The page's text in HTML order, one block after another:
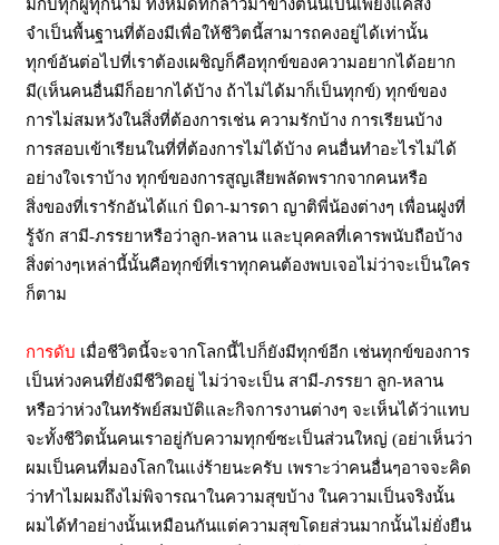
มีกับทุกผู้ทุกนาม ทั้งหมดที่กล่าวมาข้างต้นนี้เป็นเพียงแค่สิ่ง
จำเป็นพื้นฐานที่ต้องมีเพื่อให้ชีวิตนี้สามารถคงอยู่ได้เท่านั้น
ทุกข์อันต่อไปที่เราต้องเผชิญก็คือทุกข์ของความอยากได้อยาก
มี(เห็นคนอื่นมีก็อยากได้บ้าง ถ้าไม่ได้มาก็เป็นทุกข์) ทุกข์ของ
การไม่สมหวังในสิ่งที่ต้องการเช่น ความรักบ้าง การเรียนบ้าง
การสอบเข้าเรียนในที่ที่ต้องการไม่ได้บ้าง คนอื่นทำอะไรไม่ได้
อย่างใจเราบ้าง ทุกข์ของการสูญเสียพลัดพรากจากคนหรือ
สิ่งของที่เรารักอันได้แก่ บิดา-มารดา ญาติพี่น้องต่างๆ เพื่อนฝูงที่
รู้จัก สามี-ภรรยาหรือว่าลูก-หลาน และบุคคลที่เคารพนับถือบ้าง
สิ่งต่างๆเหล่านี้นั้นคือทุกข์ที่เราทุกคนต้องพบเจอไม่ว่าจะเป็นใคร
ก็ตาม
การดับ เมื่อชีวิตนี้จะจากโลกนี้ไปก็ยังมีทุกข์อีก เช่นทุกข์ของการ
เป็นห่วงคนที่ยังมีชีวิตอยู่ ไม่ว่าจะเป็น สามี-ภรรยา ลูก-หลาน
หรือว่าห่วงในทรัพย์สมบัติและกิจการงานต่างๆ จะเห็นได้ว่าแทบ
จะทั้งชีวิตนั้นคนเราอยู่กับความทุกข์ซะเป็นส่วนใหญ่ (อย่าเห็นว่า
ผมเป็นคนที่มองโลกในแง่ร้ายนะครับ เพราะว่าคนอื่นๆอาจจะคิด
ว่าทำไมผมถึงไม่พิจารณาในความสุขบ้าง ในความเป็นจริงนั้น
ผมได้ทำอย่างนั้นเหมือนกันแต่ความสุขโดยส่วนมากนั้นไม่ยั่งยืน